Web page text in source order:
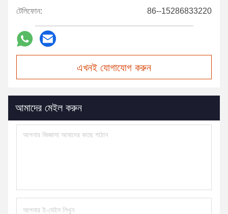
টেলিফোন: 86--15286833220
এখনই যোগাযোগ করুন
আমাদের মেইল করুন